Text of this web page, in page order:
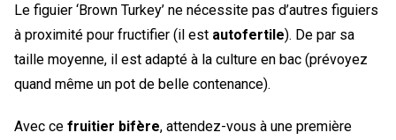
Le figuier ‘Brown Turkey’ ne nécessite pas d’autres figuiers
à proximité pour fructifier (il est autofertile). De par sa
taille moyenne, il est adapté à la culture en bac (prévoyez
quand même un pot de belle contenance).
Avec ce fruitier bifère, attendez-vous à une première